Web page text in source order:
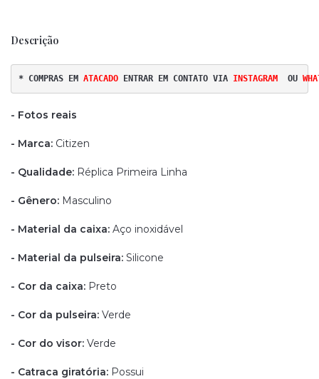
Descrição
* COMPRAS EM ATACADO ENTRAR EM CONTATO VIA INSTAGRAM OU
- Fotos reais
- Marca: Citizen
- Qualidade: Réplica Primeira Linha
- Gênero: Masculino
- Material da caixa: Aço inoxidável
- Material da pulseira: Silicone
- Cor da caixa: Preto
- Cor da pulseira: Verde
- Cor do visor: Verde
- Catraca giratória: Possui